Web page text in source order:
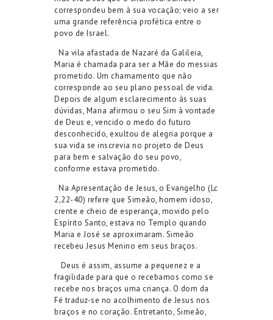
correspondeu bem à sua vocação; veio a ser
uma grande referência profética entre o
povo de Israel.
Na vila afastada de Nazaré da Galileia,
Maria é chamada para ser a Mãe do messias
prometido. Um chamamento que não
corresponde ao seu plano pessoal de vida.
Depois de algum esclarecimento às suas
dúvidas, Maria afirmou o seu Sim à vontade
de Deus e, vencido o medo do futuro
desconhecido, exultou de alegria porque a
sua vida se inscrevia no projeto de Deus
para bem e salvação do seu povo,
conforme estava prometido.
Na Apresentação de Jesus, o Evangelho (Lc
2,22-40) refere que Simeão, homem idoso,
crente e cheio de esperança, movido pelo
Espírito Santo, estava no Templo quando
Maria e José se aproximaram. Simeão
recebeu Jesus Menino em seus braços.
Deus é assim, assume a pequenez e a
fragilidade para que o recebamos como se
recebe nos braços uma criança. O dom da
Fé traduz-se no acolhimento de Jesus nos
braços e no coração. Entretanto, Simeão,